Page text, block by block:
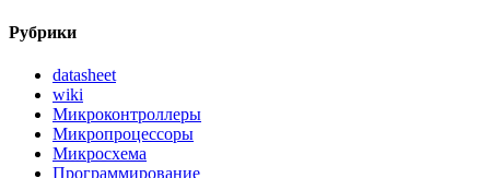
Рубрики
datasheet
wiki
Микроконтроллеры
Микропроцессоры
Микросхема
Программирование